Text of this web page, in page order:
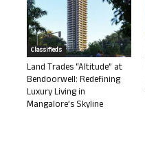
Classifieds
Land Trades “Altitude” at
Bendoorwell: Redefining
Luxury Living in
Mangalore’s Skyline